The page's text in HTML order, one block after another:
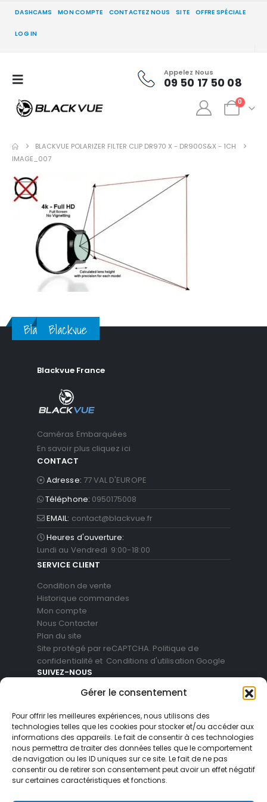
Gérer le consentement
Pour offrir les meilleures expériences, nous utilisons des
technologies telles que les cookies pour stocker et/ou accéder aux
informations des appareils. Le fait de consentir à ces technologies
nous permettra de traiter des données telles que le comportement
de navigation ou les ID uniques sur ce site. Le fait de ne pas
consentir ou de retirer son consentement peut avoir un effet négatif
sur certaines caractéristiques et fonctions.
DASHCAMS MON COMPTE CONTACTEZ NOUS SITE OFFRE SPÉCIALE
LOG IN
Appelez Nous
09 50 17 50 08
0
BLACKVUE POLARIZER FILTER CLIP DR970 X - DR900S&X - 1CH
IMAGE_007
BlackvueBlackvue
Blackvue France
Caméras Embarquées
En savoir plus cliquez ici
CONTACT
Adresse: 77 VAL D'EUROPE
Téléphone: 0950175008
EMAIL: contact@blackvue.fr
Heures d'ouverture:
Lundi au Vendredi 9:00-18:00
SERVICE CLIENT
Condition de vente
Historique commandes
Mon compte
Nous Contacter
Plan du site
Site protégé par reCAPTCHA. Politique de
confidentialité et Conditions d'utilisation Google
SUIVEZ-NOUS